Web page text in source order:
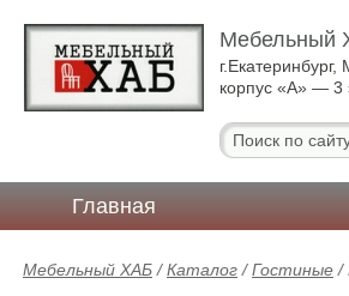
Мебельный
корпус «А» — 3
Главная
Мебельный ХАБ /Каталог /Гостиные /